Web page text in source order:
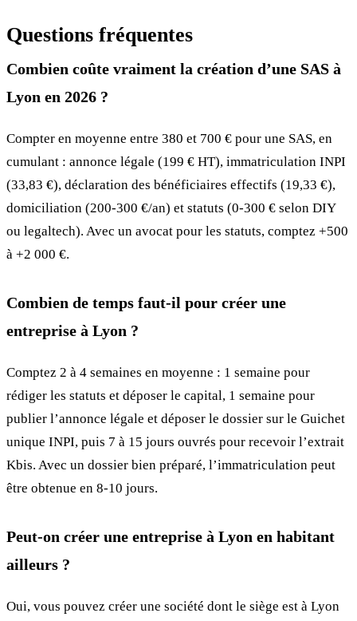
Questions fréquentes
Combien coûte vraiment la création d’une SAS à
Lyon en 2026 ?
Compter en moyenne entre 380 et 700 € pour une SAS, en
cumulant : annonce légale (199 € HT), immatriculation INPI
(33,83 €), déclaration des bénéficiaires effectifs (19,33 €),
domiciliation (200-300 €/an) et statuts (0-300 € selon DIY
ou legaltech). Avec un avocat pour les statuts, comptez +500
à +2 000 €.
Combien de temps faut-il pour créer une
entreprise à Lyon ?
Comptez 2 à 4 semaines en moyenne : 1 semaine pour
rédiger les statuts et déposer le capital, 1 semaine pour
publier l’annonce légale et déposer le dossier sur le Guichet
unique INPI, puis 7 à 15 jours ouvrés pour recevoir l’extrait
Kbis. Avec un dossier bien préparé, l’immatriculation peut
être obtenue en 8-10 jours.
Peut-on créer une entreprise à Lyon en habitant
ailleurs ?
Oui, vous pouvez créer une société dont le siège est à Lyon